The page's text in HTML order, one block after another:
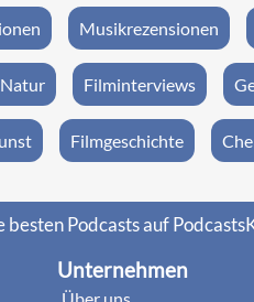
Musikrezensionen
Filminterviews
Filmgeschichte
besten Podcasts auf
Unternehmen
Über uns